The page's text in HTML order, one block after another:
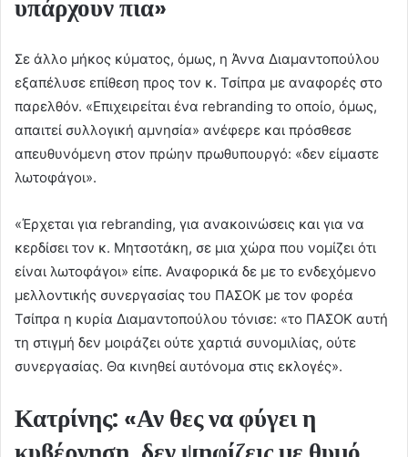
υπάρχουν πια»
Σε άλλο μήκος κύματος, όμως, η Άννα Διαμαντοπούλου
εξαπέλυσε επίθεση προς τον κ. Τσίπρα με αναφορές στο
παρελθόν. «Επιχειρείται ένα rebranding το οποίο, όμως,
απαιτεί συλλογική αμνησία» ανέφερε και πρόσθεσε
απευθυνόμενη στον πρώην πρωθυπουργό: «δεν είμαστε
λωτοφάγοι».
«Έρχεται για rebranding, για ανακοινώσεις και για να
κερδίσει τον κ. Μητσοτάκη, σε μια χώρα που νομίζει ότι
είναι λωτοφάγοι» είπε. Αναφορικά δε με το ενδεχόμενο
μελλοντικής συνεργασίας του ΠΑΣΟΚ με τον φορέα
Τσίπρα η κυρία Διαμαντοπούλου τόνισε: «το ΠΑΣΟΚ αυτή
τη στιγμή δεν μοιράζει ούτε χαρτιά συνομιλίας, ούτε
συνεργασίας. Θα κινηθεί αυτόνομα στις εκλογές».
Κατρίνης: «Αν θες να φύγει η